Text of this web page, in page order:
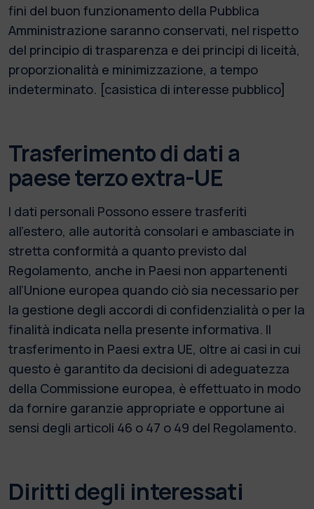
fini del buon funzionamento della Pubblica
Amministrazione saranno conservati, nel rispetto
del principio di trasparenza e dei principi di liceità,
proporzionalità e minimizzazione, a tempo
indeterminato. [casistica di interesse pubblico]
Trasferimento di dati a
paese terzo extra-UE
I dati personali Possono essere trasferiti
all’estero, alle autorità consolari e ambasciate in
stretta conformità a quanto previsto dal
Regolamento, anche in Paesi non appartenenti
all’Unione europea quando ciò sia necessario per
la gestione degli accordi di confidenzialità o per la
finalità indicata nella presente informativa. Il
trasferimento in Paesi extra UE, oltre ai casi in cui
questo è garantito da decisioni di adeguatezza
della Commissione europea, è effettuato in modo
da fornire garanzie appropriate e opportune ai
sensi degli articoli 46 o 47 o 49 del Regolamento.
Diritti degli interessati